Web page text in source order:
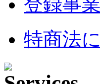
登録事
特商法